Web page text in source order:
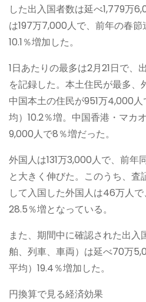
した出入国者数は延べ1,779万
は197万7,000人で、前年の春
10.1％増加した。
1日あたりの最多は2月21日で
を記録した。本土住民が最多、
中国本土の住民が951万4,000
均）10.2％増。中国香港・マカ
9,000人で8％増だった。
外国人は131万3,000人で、前年
と大きく伸びた。このうち、
して入国した外国人は46万人で
28.5％増となっている。
また、期間中に確認された出
舶、列車、車両）は延べ70万
平均）19.4％増加した。
円換算で見る経済効果